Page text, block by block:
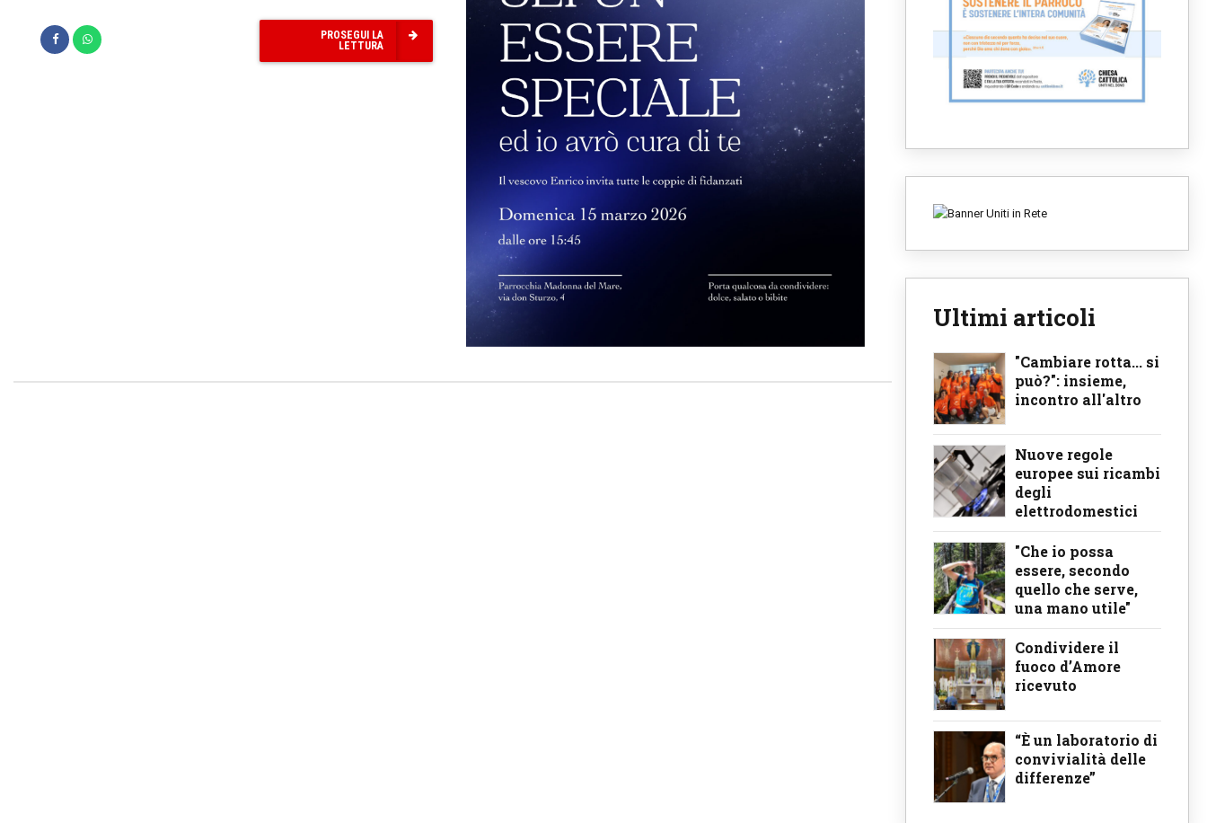
PROSEGUI LA
LETTURA
Ultimi articoli
"Cambiare rotta... si
può?": insieme,
incontro all'altro
Nuove regole
europee sui ricambi
degli
elettrodomestici
"Che io possa
essere, secondo
quello che serve,
una mano utile"
Condividere il
fuoco d’Amore
ricevuto
“È un laboratorio di
convivialità delle
differenze”